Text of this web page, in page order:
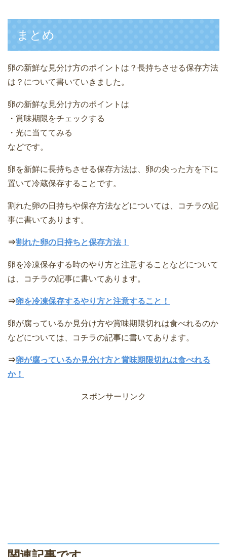
まとめ
卵の新鮮な見分け方のポイントは？長持ちさせる保存方法
は？について書いていきました。
卵の新鮮な見分け方のポイントは
・賞味期限をチェックする
・光に当ててみる
などです。
卵を新鮮に長持ちさせる保存方法は、卵の尖った方を下に
置いて冷蔵保存することです。
割れた卵の日持ちや保存方法などについては、コチラの記
事に書いてあります。
⇒割れた卵の日持ちと保存方法！
卵を冷凍保存する時のやり方と注意することなどについて
は、コチラの記事に書いてあります。
⇒卵を冷凍保存するやり方と注意すること！
卵が腐っているか見分け方や賞味期限切れは食べれるのか
などについては、コチラの記事に書いてあります。
⇒卵が腐っているか見分け方と賞味期限切れは食べれる
か！
スポンサーリンク